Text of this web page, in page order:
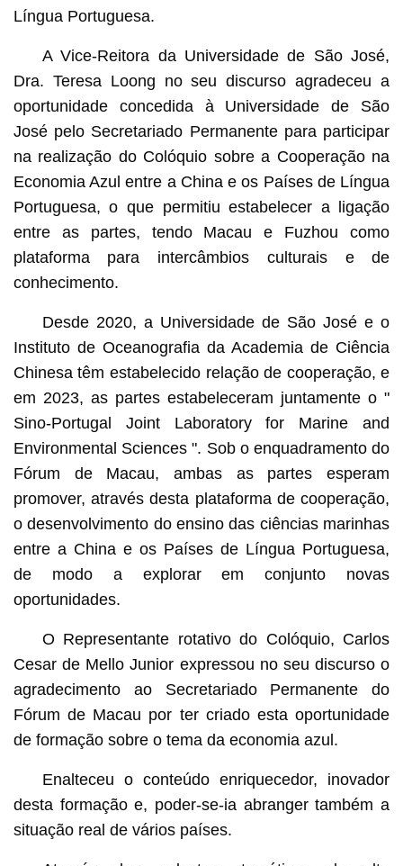
Língua Portuguesa.
A Vice-Reitora da Universidade de São José,
Dra. Teresa Loong no seu discurso agradeceu a
oportunidade concedida à Universidade de São
José pelo Secretariado Permanente para participar
na realização do Colóquio sobre a Cooperação na
Economia Azul entre a China e os Países de Língua
Portuguesa, o que permitiu estabelecer a ligação
entre as partes, tendo Macau e Fuzhou como
plataforma para intercâmbios culturais e de
conhecimento.
Desde 2020, a Universidade de São José e o
Instituto de Oceanografia da Academia de Ciência
Chinesa têm estabelecido relação de cooperação, e
em 2023, as partes estabeleceram juntamente o "
Sino-Portugal Joint Laboratory for Marine and
Environmental Sciences ". Sob o enquadramento do
Fórum de Macau, ambas as partes esperam
promover, através desta plataforma de cooperação,
o desenvolvimento do ensino das ciências marinhas
entre a China e os Países de Língua Portuguesa,
de modo a explorar em conjunto novas
oportunidades.
O Representante rotativo do Colóquio, Carlos
Cesar de Mello Junior expressou no seu discurso o
agradecimento ao Secretariado Permanente do
Fórum de Macau por ter criado esta oportunidade
de formação sobre o tema da economia azul.
Enalteceu o conteúdo enriquecedor, inovador
desta formação e, poder-se-ia abranger também a
situação real de vários países.